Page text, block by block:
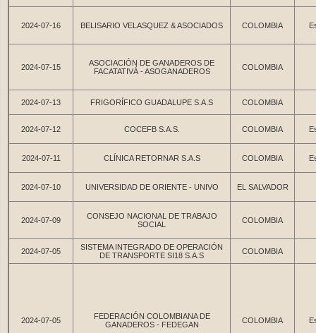
2024-07-16 BELISARIO VELASQUEZ & ASOCIADOS COLOMBIA
2024-07-15
ASOCIACIÓN DE GANADEROS DE
FACATATIVÁ - ASOGANADEROS
COLOMBIA
2024-07-13 FRIGORÍFICO GUADALUPE S.A.S COLOMBIA
2024-07-12 COCEFB S.A.S. COLOMBIA
2024-07-11 CLÍNICA RETORNAR S.A.S COLOMBIA
2024-07-10 UNIVERSIDAD DE ORIENTE - UNIVO EL SALVADOR
2024-07-09
CONSEJO NACIONAL DE TRABAJO
SOCIAL
COLOMBIA
2024-07-05
SISTEMA INTEGRADO DE OPERACIÓN
DE TRANSPORTE SI18 S.A.S
COLOMBIA
2024-07-05
FEDERACIÓN COLOMBIANA DE
GANADEROS - FEDEGAN
COLOMBIA